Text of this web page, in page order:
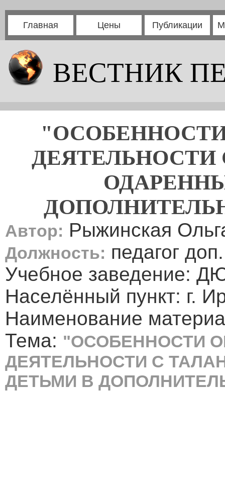
Главная Цены Публикации
ВЕСТНИК
Автор: Рыжинская
Должность: педагог
Учебное заведение:
Населённый пункт: г.
Наименование
Тема: "ОСОБЕННОСТИ
ДЕЯТЕЛЬНОСТИ С
ДЕТЬМИ В